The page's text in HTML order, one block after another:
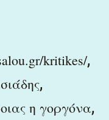
kritikes/,
,
η γοργόνα,